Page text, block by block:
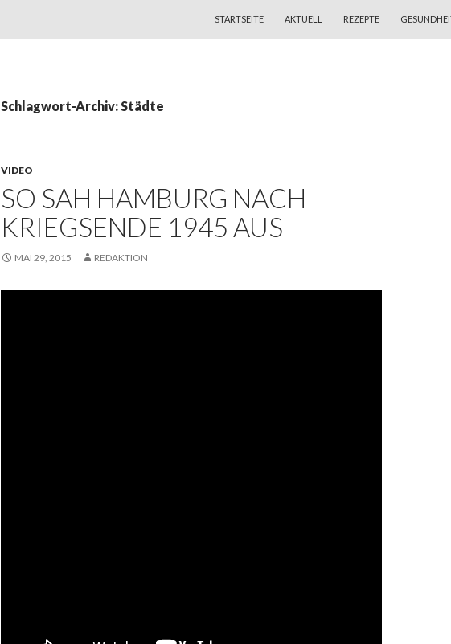
STARTSEITE
AKTUELL REZEPTE
Schlagwort-Archiv: Städte
VIDEO
SO SAH HAMBURG NACH
KRIEGSENDE 1945 AUS
MAI 29, 2015 REDAKTION